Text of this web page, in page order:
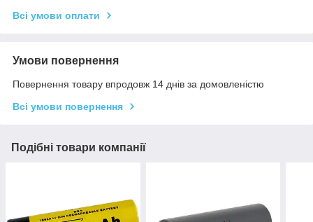
Всі умови оплати
Умови повернення
Повернення товару впродовж 14 днів за домовленістю
Всі умови повернення
Подібні товари компанії